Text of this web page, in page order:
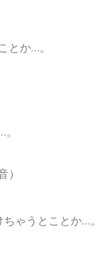
とか…。
）
ちゃうとことか…。